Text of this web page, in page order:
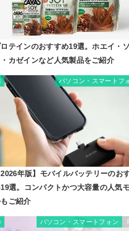
テインのおすすめ19選。ホエイ・ソ
カゼインなど人気製品をご紹介
パソコン・スマートフ
年版】モバイルバッテリーのお
選。コンパクトかつ大容量の人気
ご紹介
パソコン・スマートフォン